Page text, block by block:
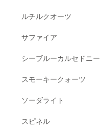
ルチルクオーツ
サファイア
シーブルーカルセドニー
スモーキークォーツ
ソーダライト
スピネル